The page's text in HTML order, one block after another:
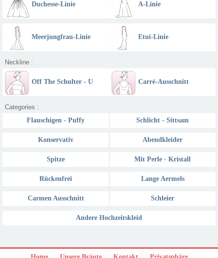
Duchesse-Linie A-Linie
Meerjungfrau-Linie Etui-Linie
Neckline :
Off The Schulter - U Carré-Ausschnitt
Categories :
Flauschigen - Puffy
Schlicht - Sittsam
Konservativ Abendkleider
Spitze Mit Perle - Kristall
Rückenfrei Lange Aermels
Carmen Ausschnitt Schleier
Andere Hochzeitskleid